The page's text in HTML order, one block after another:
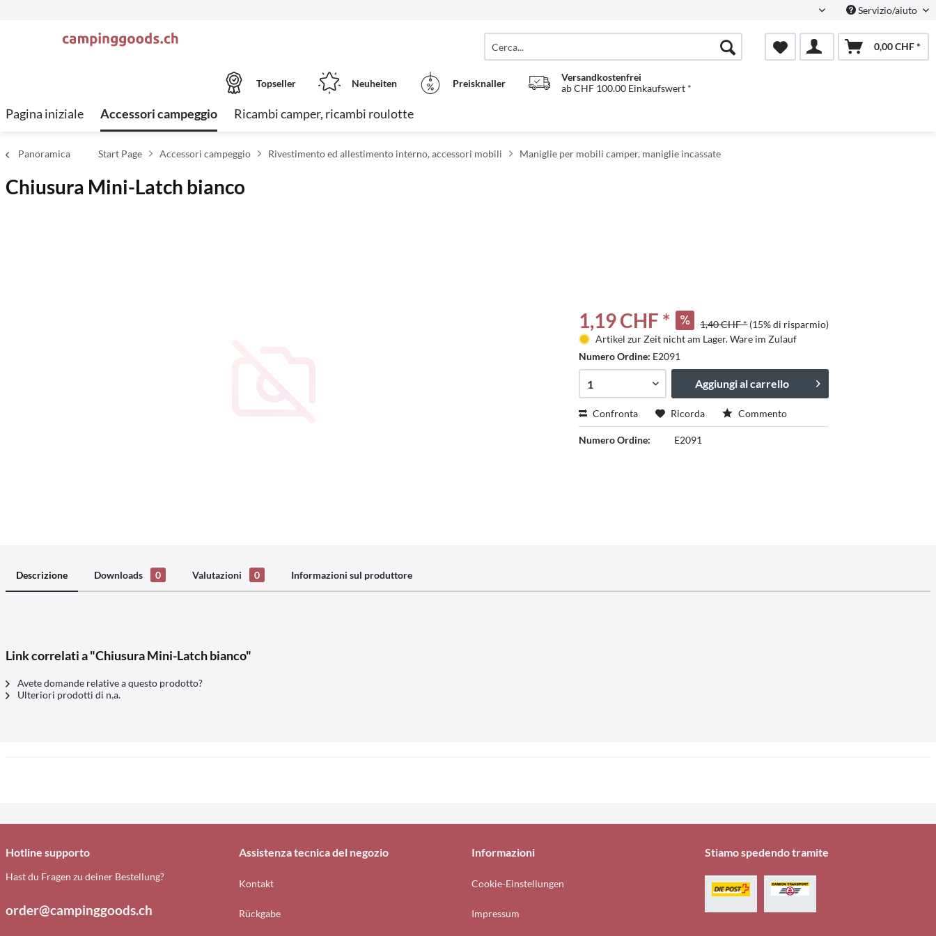
ItalienischServizio/aiuto
0,00 CHF *
Topseller Neuheiten Preisknaller
Versandkostenfrei
ab CHF 100.00 Einkaufswert *
Pagina iniziale Accessori campeggio Ricambi camper, ricambi roulotte
Panoramica Start Page Accessori campeggio Rivestimento ed allestimento interno, accessori mobili Maniglie per mobili camper, maniglie incassate
Chiusura Mini-Latch bianco
1,19 CHF * 1,40 CHF * (15% di risparmio)
Artikel zur Zeit nicht am Lager. Ware im Zulauf
Numero Ordine: E2091
Aggiungi al carrello
Confronta Ricorda Commento
Numero Ordine: E2091
Descrizione Downloads 0 Valutazioni 0 Informazioni sul produttore
Link correlati a "Chiusura Mini-Latch bianco"
Avete domande relative a questo prodotto?
Ulteriori prodotti di n.a.
Hotline supporto
Hast du Fragen zu deiner Bestellung?
order@campinggoods.ch
Assistenza tecnica del negozio
Kontakt
Rückgabe
Informazioni
Cookie-Einstellungen
Impressum
Stiamo spedendo tramite